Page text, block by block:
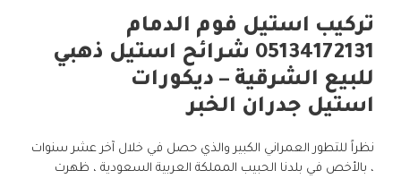
تركيب استيل فوم الدمام
05134172131 شرائح استيل ذهبي
للبيع الشرقية – ديكورات
استيل جدران الخبر
نظراً للتطور العمراني الكبير والذي حصل في خلال آخر عشر سنوات
، بالأخص في بلدنا الحبيب المملكة العربية السعودية ، ظهرت